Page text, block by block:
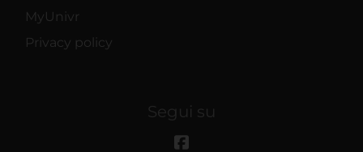
MyUnivr
Privacy policy
Segui su